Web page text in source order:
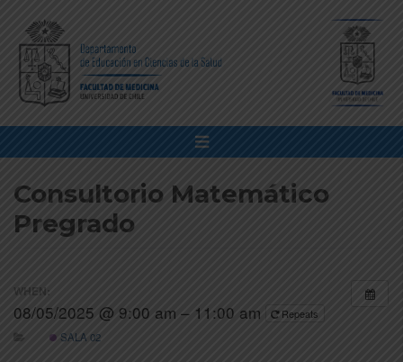
Consultorio Matemático
Pregrado
WHEN:
08/05/2025 @ 9:00 am – 11:00 am
Repeats
SALA 02